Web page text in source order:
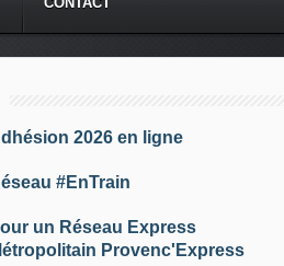
2026 en ligne
#EnTrain
un Réseau Express
Provenc'Express